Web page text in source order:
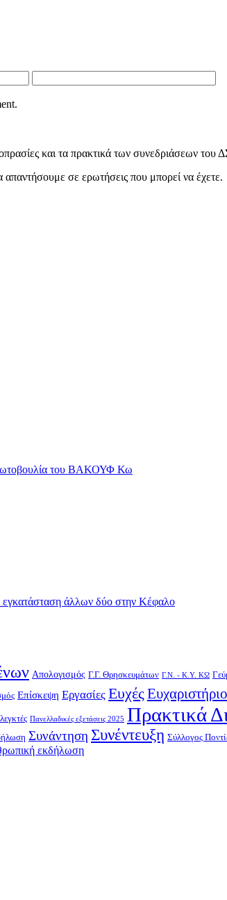
και τα πρακτικά των συνεδριάσεων του
απαντήσουμε σε ερωτήσεις που μπορεί να έχετε.
του ΒΑΚΟΥΦ Κω
άλλων δύο στην Κέφαλο
Απολογισμός Γ.Γ. Θρησκευμάτων Γ.Ν. - Κ.Υ. ΚΩ
Επίσκεψη Εργασίες Ευχές Ευχαριστήριο
Πανελλαδικές εξετάσεις 2025 Πρακτικά
Συνάντηση Συνέντευξη Σύλλογος
εκδήλωση